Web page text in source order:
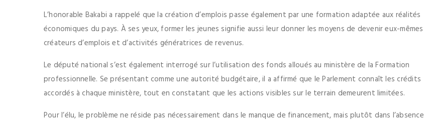
L’honorable Bakabi a rappelé que la création d’emplois passe également par une formation adaptée aux réalités
économiques du pays. À ses yeux, former les jeunes signifie aussi leur donner les moyens de devenir eux-mêmes
créateurs d’emplois et d’activités génératrices de revenus.
Le député national s’est également interrogé sur l’utilisation des fonds alloués au ministère de la Formation
professionnelle. Se présentant comme une autorité budgétaire, il a affirmé que le Parlement connaît les crédits
accordés à chaque ministère, tout en constatant que les actions visibles sur le terrain demeurent limitées.
Pour l’élu, le problème ne réside pas nécessairement dans le manque de financement, mais plutôt dans l’absence